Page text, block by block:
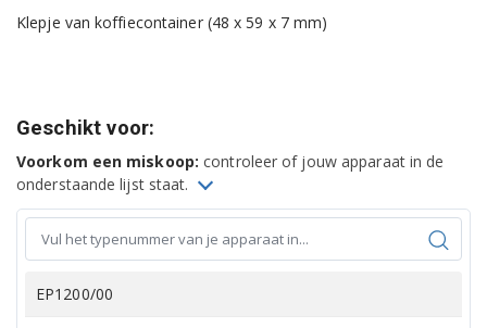
Klepje van koffiecontainer (48 x 59 x 7 mm)
Geschikt voor:
Voorkom een miskoop: controleer of jouw apparaat in de
onderstaande lijst staat.
EP1200/00